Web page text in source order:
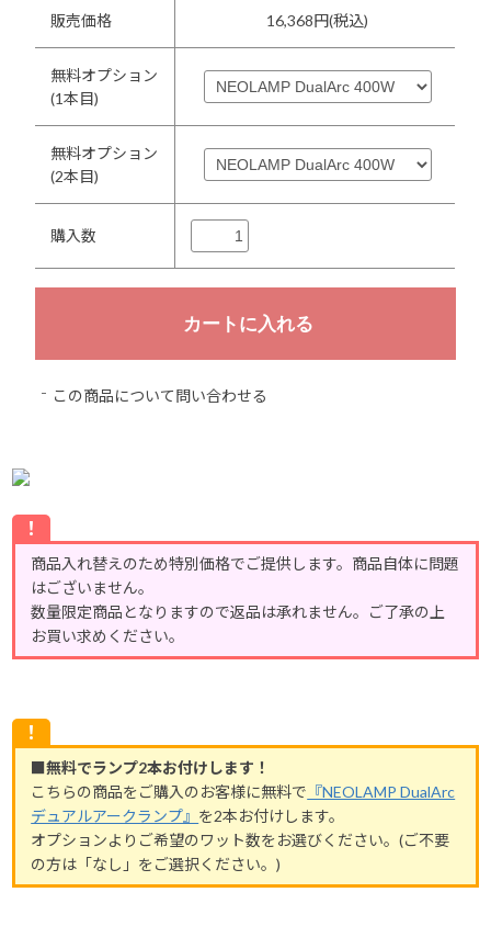
販売価格 16,368円(税込)
無料オプション
(1本目)
無料オプション
(2本目)
購入数
この商品について問い合わせる
！
商品入れ替えのため特別価格でご提供します。商品自体に問題
はございません。
数量限定商品となりますので返品は承れません。ご了承の上
お買い求めください。
！
■無料でランプ2本お付けします！
こちらの商品をご購入のお客様に無料で 『NEOLAMP DualArc
デュアルアークランプ』 を2本お付けします。
オプションよりご希望のワット数をお選びください。(ご不要
の方は「なし」をご選択ください。)